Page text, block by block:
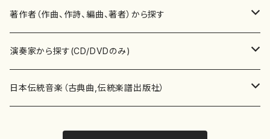
書籍
書籍
テキストブック
CD・DVD
チケット
邦楽器
箏・琴（ソロ）
箏・琴（合奏）
合唱
混声合唱
歌・声
著作者（作曲、作詩、編曲、著者）から探す
あ行
青木省三(アオキ ショウゾウ)
か行
演奏家から探す(CD/DVDのみ)
邦楽（箏、三味線、尺八等）演奏家
日本伝統音楽（古典曲,伝統楽譜出版社）